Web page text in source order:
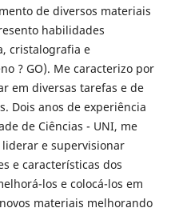
de diversos materiais
habilidades
cristalografia e
? GO). Me caracterizo por
em diversas tarefas e de
Dois anos de experiência
de Ciências - UNI, me
e supervisionar
e características dos
los e colocá-los em
materiais melhorando